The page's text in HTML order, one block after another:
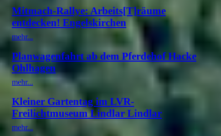
Mitmach-Rallye: Arbeits[T]räume
entdecken! Engelskirchen
mehr...
Planwagenfahrt ab dem Pferdehof Hacke
Ohlhagen
mehr...
Kleiner Gartentag im LVR-
Freilichtmuseum Lindlar Lindlar
mehr...